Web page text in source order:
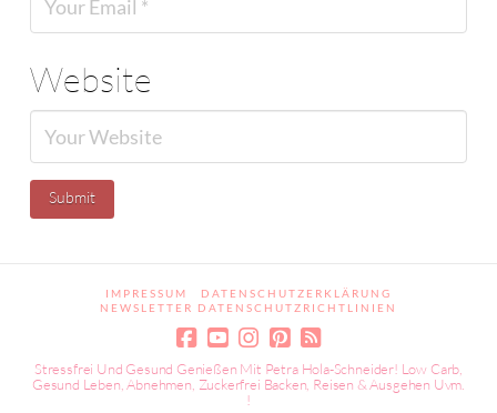
Website
IMPRESSUM
DATENSCHUTZERKLÄRUNG
NEWSLETTER DATENSCHUTZRICHTLINIEN
Stressfrei Und Gesund Genießen Mit Petra Hola-Schneider! Low Carb,
Gesund Leben, Abnehmen, Zuckerfrei Backen, Reisen & Ausgehen Uvm.
!